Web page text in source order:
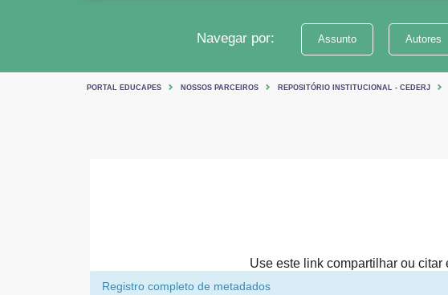
Navegar por: Assunto Autores
PORTAL EDUCAPES NOSSOS PARCEIROS REPOSITÓRIO INSTITUCIONAL - CEDERJ
Use este link compartilhar ou citar
Registro completo de metadados